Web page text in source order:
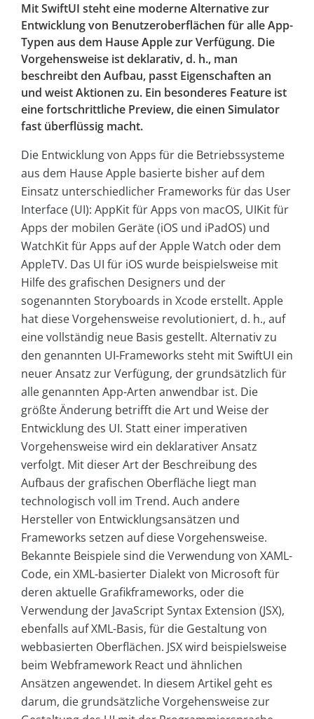
Mit SwiftUI steht eine moderne Alternative zur
Entwicklung von Benutzeroberflächen für alle App-
Typen aus dem Hause Apple zur Verfügung. Die
Vorgehensweise ist deklarativ, d. h., man
beschreibt den Aufbau, passt Eigenschaften an
und weist Aktionen zu. Ein besonderes Feature ist
eine fortschrittliche Preview, die einen Simulator
fast überflüssig macht.
Die Entwicklung von Apps für die Betriebssysteme
aus dem Hause Apple basierte bisher auf dem
Einsatz unterschiedlicher Frameworks für das User
Interface (UI): AppKit für Apps von macOS, UIKit für
Apps der mobilen Geräte (iOS und iPadOS) und
WatchKit für Apps auf der Apple Watch oder dem
AppleTV. Das UI für iOS wurde beispielsweise mit
Hilfe des grafischen Designers und der
sogenannten Storyboards in Xcode erstellt. Apple
hat diese Vorgehensweise revolutioniert, d. h., auf
eine vollständig neue Basis gestellt. Alternativ zu
den genannten UI-Frameworks steht mit SwiftUI ein
neuer Ansatz zur Verfügung, der grundsätzlich für
alle genannten App-Arten anwendbar ist. Die
größte Änderung betrifft die Art und Weise der
Entwicklung des UI. Statt einer imperativen
Vorgehensweise wird ein deklarativer Ansatz
verfolgt. Mit dieser Art der Beschreibung des
Aufbaus der grafischen Oberfläche liegt man
technologisch voll im Trend. Auch andere
Hersteller von Entwicklungsansätzen und
Frameworks setzen auf diese Vorgehensweise.
Bekannte Beispiele sind die Verwendung von XAML-
Code, ein XML-basierter Dialekt von Microsoft für
deren aktuelle Grafikframeworks, oder die
Verwendung der JavaScript Syntax Extension (JSX),
ebenfalls auf XML-Basis, für die Gestaltung von
webbasierten Oberflächen. JSX wird beispielsweise
beim Webframework React und ähnlichen
Ansätzen angewendet. In diesem Artikel geht es
darum, die grundsätzliche Vorgehensweise zur